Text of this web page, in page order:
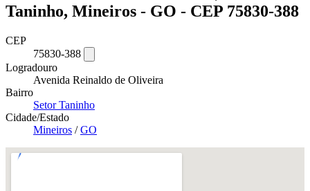
Taninho, Mineiros - GO - CEP 75830-388
CEP
75830-388
Logradouro
Avenida Reinaldo de Oliveira
Bairro
Setor Taninho
Cidade/Estado
Mineiros /GO